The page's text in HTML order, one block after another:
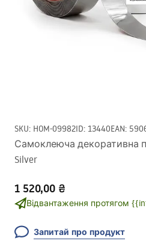
SKU: HOM-09982ID: 13440EAN:
Самоклеюча декоративна
Silver
1 520,00 ₴
Відвантаження протягом
Запитай про продукт